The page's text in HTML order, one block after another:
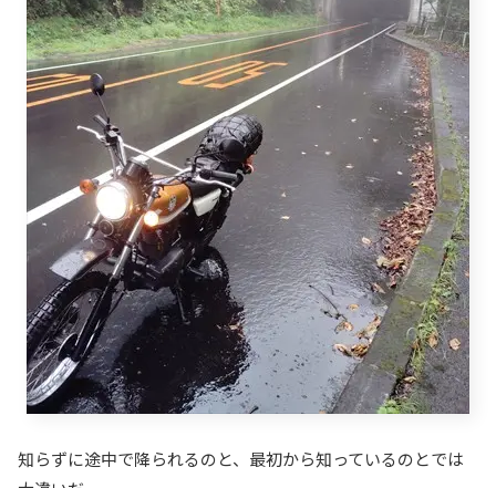
知らずに途中で降られるのと、最初から知っているのとでは